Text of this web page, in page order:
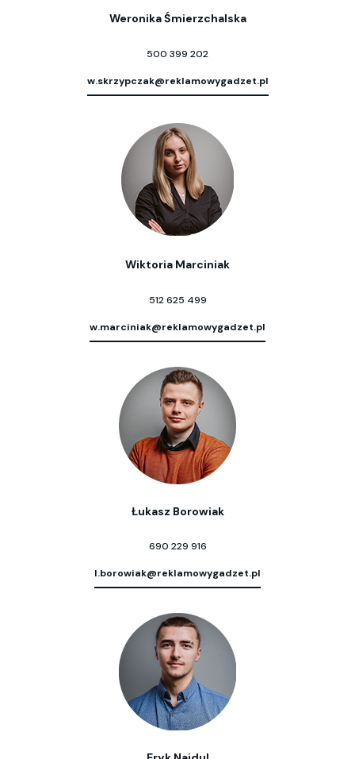
Weronika Śmierzchalska
500 399 202
w.skrzypczak@reklamowygadzet.pl
Wiktoria Marciniak
512 625 499
w.marciniak@reklamowygadzet.pl
Łukasz Borowiak
690 229 916
l.borowiak@reklamowygadzet.pl